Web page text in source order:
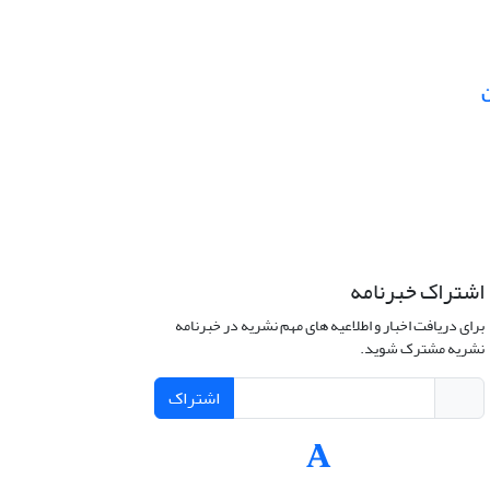
اشتراک خبرنامه
برای دریافت اخبار و اطلاعیه های مهم نشریه در خبرنامه
نشریه مشترک شوید.
اشتراک